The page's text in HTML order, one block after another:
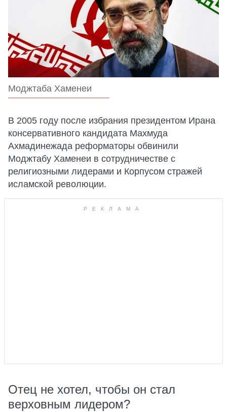
Моджтаба Хаменеи
В 2005 году после избрания президентом Ирана
консервативного кандидата Махмуда
Ахмадинежада реформаторы обвинили
Моджтабу Хаменеи в сотрудничестве с
религиозными лидерами и Корпусом стражей
исламской революции.
Отец не хотел, чтобы он стал
верховным лидером?